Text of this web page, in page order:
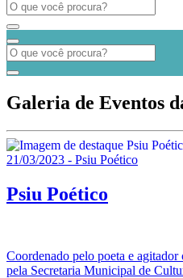
Galeria de Eventos
21/03/2023 - Psiu Poético
Psiu Poético
Coordenado pelo poeta e
pela Secretaria Municipal de